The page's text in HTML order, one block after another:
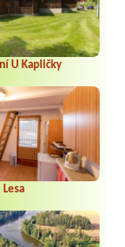
U Kapličky
Lesa